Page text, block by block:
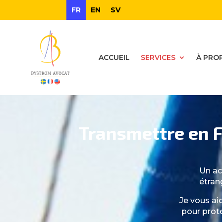
FR EN SV
ACCUEIL SERVICES À
Transmettre en
Un
Je vous
pour